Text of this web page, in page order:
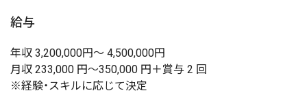
給与
年収 3,200,000円～ 4,500,000円
月収 233,000 円～350,000 円＋賞与 2 回
※経験・スキルに応じて決定